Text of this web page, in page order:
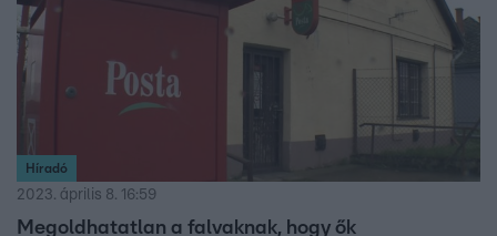
Híradó
2023. április 8. 16:59
Megoldhatatlan a falvaknak, hogy ők